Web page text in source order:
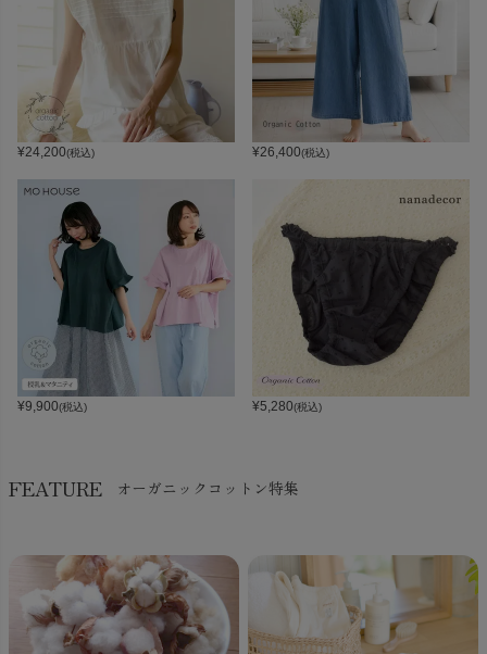
¥24,200(税込) ¥26,400(税込)
¥9,900(税込) ¥5,280(税込)
FEATURE オーガニックコットン特集